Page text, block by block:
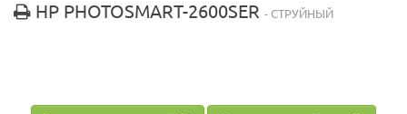
HP PHOTOSMART-2600SER - СТРУЙНЫЙ